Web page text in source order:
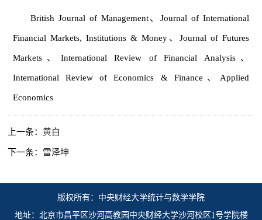
British Journal of Management、Journal of International
Financial Markets, Institutions & Money、Journal of Futures
Markets、International Review of Financial Analysis、
International Review of Economics & Finance、Applied
Economics
上一条：黄白
下一条： 雷泽坤
版权所有：中央财经大学统计与数学学院
地址：北京市昌平区沙河高教园中央财经大学沙河校区1号学院楼